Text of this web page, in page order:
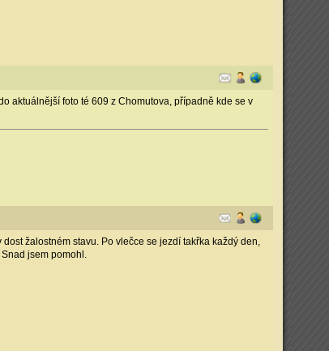
aktuálnější foto té 609 z Chomutova, případně kde se v
žalostném stavu. Po vlečce se jezdí takřka každý den,
jsem pomohl.